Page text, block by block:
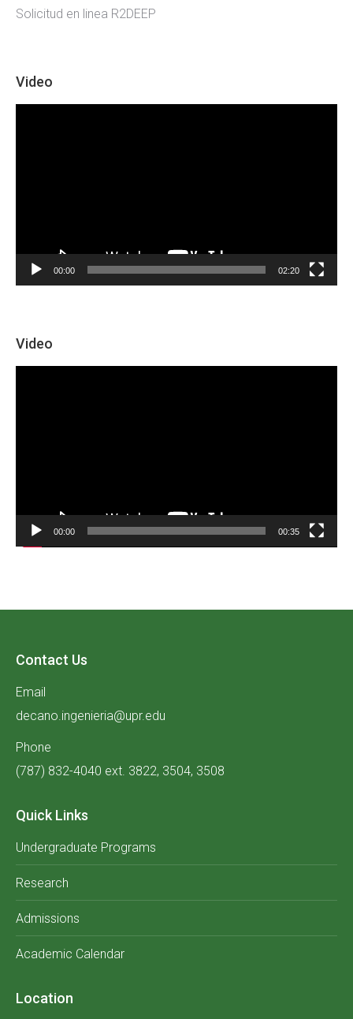
Solicitud en linea R2DEEP
Video
00:00 02:20
Video
00:00 00:35
Contact Us
Email
decano.ingenieria@upr.edu
Phone
(787) 832-4040 ext. 3822, 3504, 3508
Quick Links
Undergraduate Programs
Research
Admissions
Academic Calendar
Location